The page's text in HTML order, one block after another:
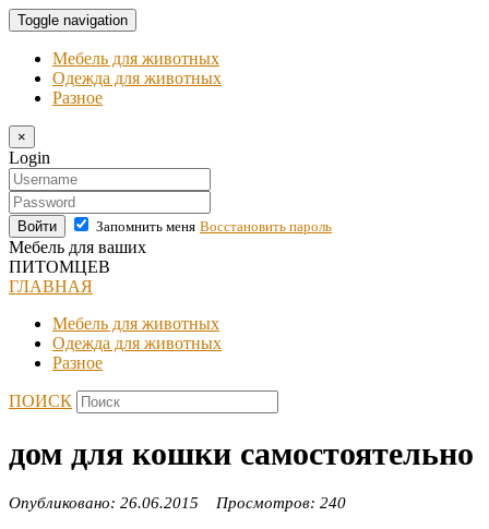
Toggle navigation
Мебель для животных
Одежда для животных
Разное
×
Login
Войти Запомнить меня Восстановить пароль
Мебель для ваших
ПИТОМЦЕВ
ГЛАВНАЯ
Мебель для животных
Одежда для животных
Разное
ПОИСК
дом для кошки самостоятельно
Опубликовано: 26.06.2015 Просмотров: 240